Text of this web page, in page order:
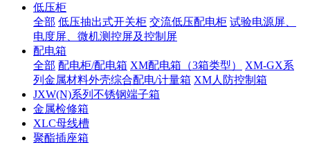
低压柜
全部 低压抽出式开关柜 交流低压配电柜 试验电源屏、
电度屏、微机测控屏及控制屏
配电箱
全部 配电柜/配电箱 XM配电箱（3箱类型）
XM-GX系
列金属材料外壳综合配电/计量箱 XM人防控制箱
JXW(N)系列不锈钢端子箱
金属检修箱
XLC母线槽
聚酯插座箱